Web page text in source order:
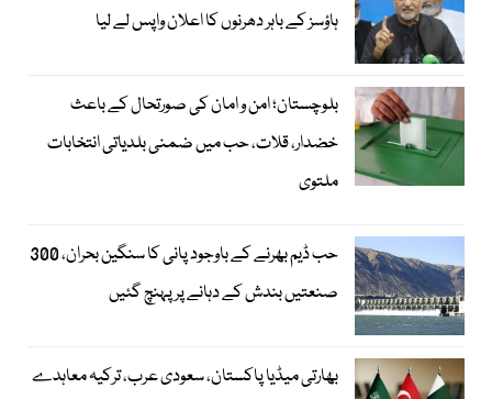
ہاؤسز کے باہر دھرنوں کا اعلان واپس لے لیا
بلوچستان؛ امن و امان کی صورتحال کے باعث
خضدار، قلات، حب میں ضمنی بلدیاتی انتخابات
ملتوی
حب ڈیم بھرنے کے باوجود پانی کا سنگین بحران، 300
صنعتیں بندش کے دہانے پر پہنچ گئیں
بھارتی میڈیا پاکستان، سعودی عرب، ترکیہ معاہدے